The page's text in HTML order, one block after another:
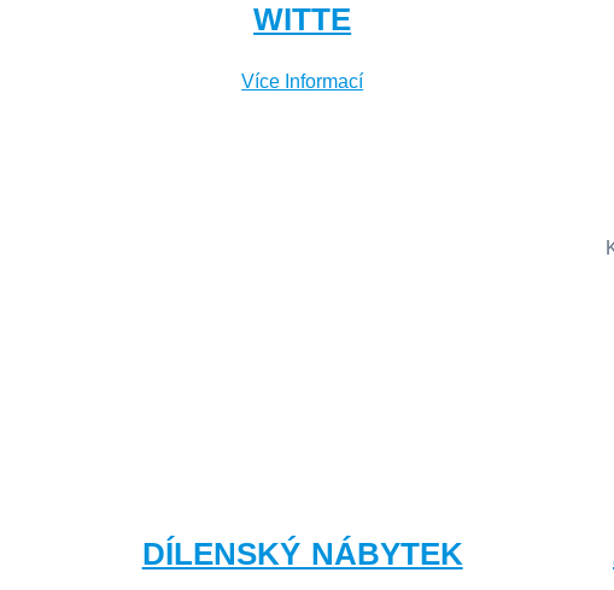
WITTE
Více Informací
DÍLENSKÝ NÁBYTEK